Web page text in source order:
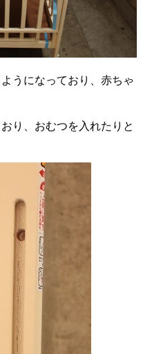
うになっており、赤ちゃ
り、おむつを入れたりと